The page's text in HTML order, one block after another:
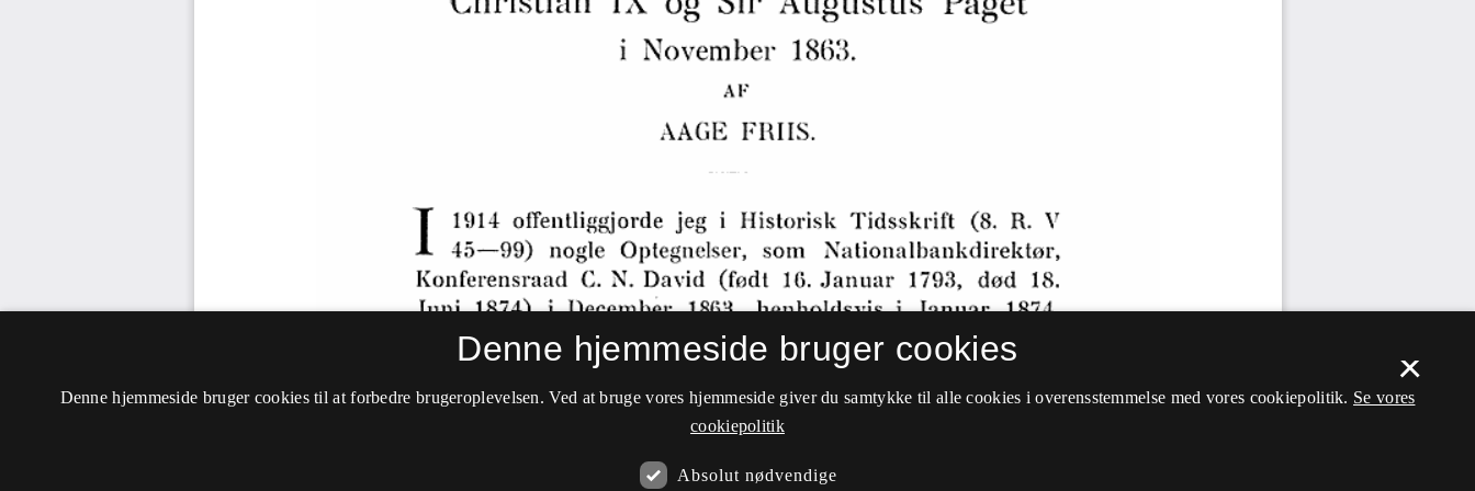
×
Denne hjemmeside bruger cookies
Denne hjemmeside bruger cookies til at forbedre brugeroplevelsen. Ved at bruge vores hjemmeside giver du samtykke til alle cookies i overensstemmelse med vores cookiepolitik. Se vores
cookiepolitik
Absolut nødvendige